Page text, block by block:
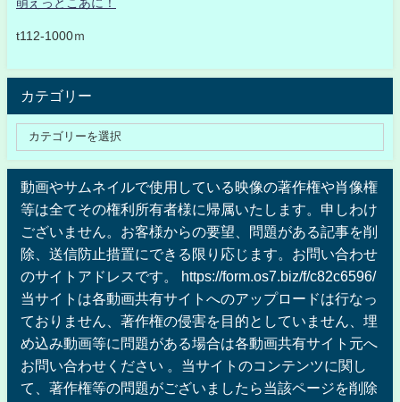
萌えっとこあに！
t112-1000ｍ
カテゴリー
動画やサムネイルで使用している映像の著作権や肖像権
等は全てその権利所有者様に帰属いたします。申しわけ
ございません。お客様からの要望、問題がある記事を削
除、送信防止措置にできる限り応じます。お問い合わせ
のサイトアドレスです。 https://form.os7.biz/f/c82c6596/
当サイトは各動画共有サイトへのアップロードは行なっ
ておりません、著作権の侵害を目的としていません、埋
め込み動画等に問題がある場合は各動画共有サイト元へ
お問い合わせください 。当サイトのコンテンツに関し
て、著作権等の問題がございましたら当該ページを削除